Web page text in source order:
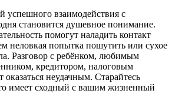
успешного взаимодействия с
становится душевное понимание.
помогут наладить контакт
неловкая попытка пошутить или сухое
Разговор с ребёнком, любимым
кредитором, налоговым
неудачным. Старайтесь
имеет сходный с вашим жизненный